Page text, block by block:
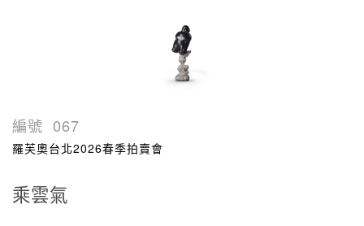
編號 067
羅芙奧台北2026春季拍賣會
乘雲氣